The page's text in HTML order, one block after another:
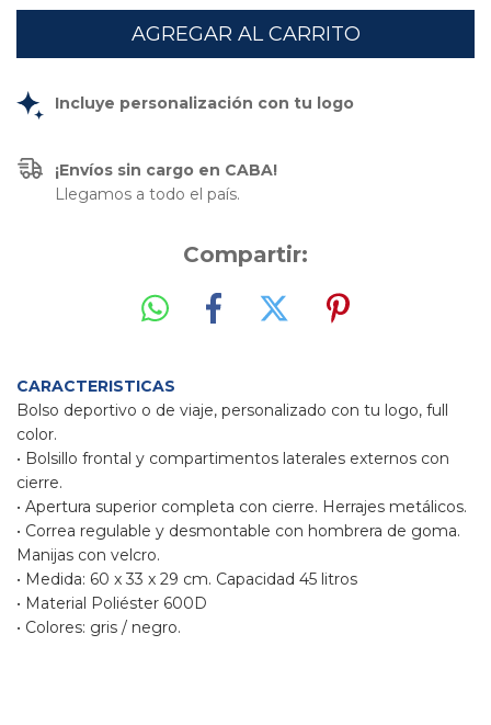
Incluye personalización con tu logo
¡Envíos sin cargo en CABA!
Llegamos a todo el país.
Compartir:
CARACTERISTICAS
Bolso deportivo o de viaje, personalizado con tu logo, full
color.
• Bolsillo frontal y compartimentos laterales externos con
cierre.
• Apertura superior completa con cierre. Herrajes metálicos.
• Correa regulable y desmontable con hombrera de goma.
Manijas con velcro.
• Medida: 60 x 33 x 29 cm. Capacidad 45 litros
• Material Poliéster 600D
• Colores: gris / negro.